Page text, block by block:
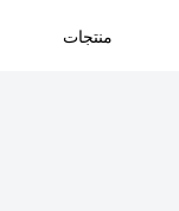
منتجات